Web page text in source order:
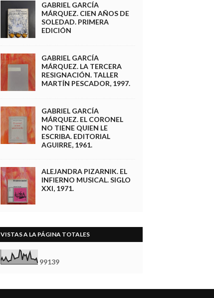
GABRIEL GARCÍA
MÁRQUEZ. CIEN AÑOS DE
SOLEDAD. PRIMERA
EDICIÓN
GABRIEL GARCÍA
MÁRQUEZ. LA TERCERA
RESIGNACIÓN. TALLER
MARTÍN PESCADOR, 1997.
GABRIEL GARCÍA
MÁRQUEZ. EL CORONEL
NO TIENE QUIEN LE
ESCRIBA. EDITORIAL
AGUIRRE, 1961.
ALEJANDRA PIZARNIK. EL
INFIERNO MUSICAL. SIGLO
XXI, 1971.
VISTAS A LA PÁGINA TOTALES
99139